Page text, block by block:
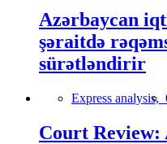
Azərbaycan
şəraitdə
sürətləndirir
Express analysis,
Court Review: